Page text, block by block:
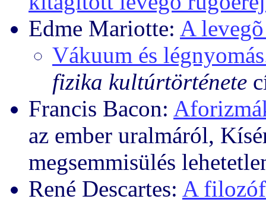
Edme Mariotte: A
Vákuum és
fizika kultúrtörténete
Francis Bacon:
az ember uralmáról,
megsemmisülés
René Descartes: A